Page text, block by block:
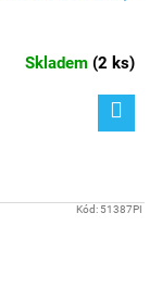
Skladem (2 ks)
Kód: 51387PI